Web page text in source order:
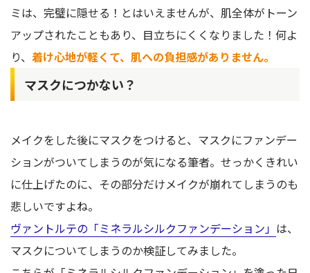
ミは、完璧に隠せる！とはいえませんが、肌全体がトーン
アップされたこともあり、目立ちにくくなりました！何よ
り、 着け心地が軽くて、肌への負担感がありません。
マスクにつかない？
メイクをした後にマスクをつけると、マスクにファンデー
ションがついてしまうのが気になる筆者。せっかくきれい
に仕上げたのに、その部分だけメイクが崩れてしまうのも
悲しいですよね。
ヴァントルテの「ミネラルシルクファンデーション」 は、
マスクについてしまうのか検証してみました。